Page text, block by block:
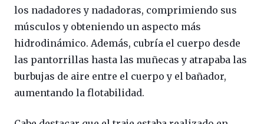
los nadadores y nadadoras, comprimiendo sus
músculos y obteniendo un aspecto más
hidrodinámico. Además, cubría el cuerpo desde
las pantorrillas hasta las muñecas y atrapaba las
burbujas de aire entre el cuerpo y el bañador,
aumentando la flotabilidad.